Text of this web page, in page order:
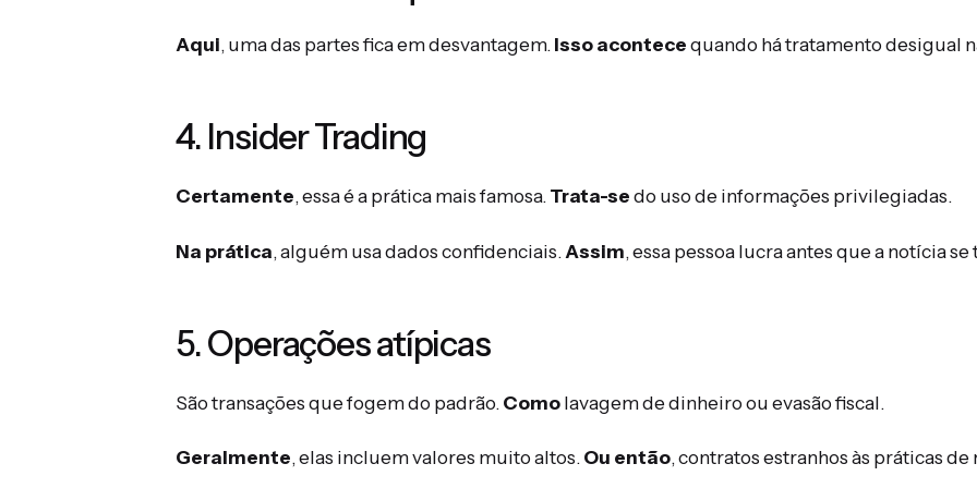
Aqui, uma das partes fica em desvantagem.Isso acontecequando há tratamento desigual
4. Insider Trading
Certamente, essa é a prática mais famosa.Trata-sedo uso de informações privilegiadas.
Na prática, alguém usa dados confidenciais. Assim, essa pessoa lucra antes que a notícia se
5. Operações atípicas
São transações que fogem do padrão. Comolavagem de dinheiro ou evasão fiscal.
Geralmente, elas incluem valores muito altos.Ou então, contratos estranhos às práticas de